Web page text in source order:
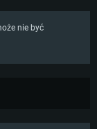
nie być